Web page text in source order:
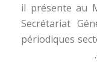
– il présente
Secrétariat
périodiques